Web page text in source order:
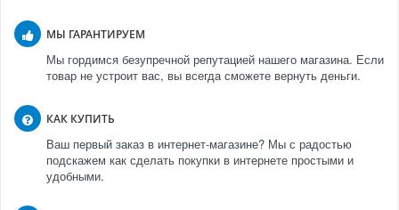
МЫ ГАРАНТИРУЕМ
Мы гордимся безупречной репутацией нашего магазина. Если
товар не устроит вас, вы всегда сможете вернуть деньги.
КАК КУПИТЬ
Ваш первый заказ в интернет-магазине? Мы с радостью
подскажем как сделать покупки в интернете простыми и
удобными.